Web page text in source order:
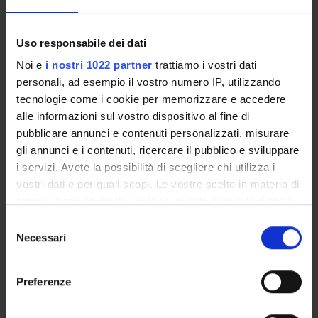
Uso responsabile dei dati
Noi e i nostri 1022 partner trattiamo i vostri dati
personali, ad esempio il vostro numero IP, utilizzando
tecnologie come i cookie per memorizzare e accedere
alle informazioni sul vostro dispositivo al fine di
pubblicare annunci e contenuti personalizzati, misurare
gli annunci e i contenuti, ricercare il pubblico e sviluppare
i servizi. Avete la possibilità di scegliere chi utilizza i
vostri dati e per quali scopi. Le vostre scelte in materia di
modificare o revocare il proprio consenso in qualsiasi
momento dalla Dichiarazione sui cookie o facendo clic
Necessari
Preferenze
completezza, arbitraggio
Alberi binomiali
Camminata casuale e prezzi
Formula di Balck e Scholes (derivata dall'analisi degli alberi
binomiali)
[3] Moto Browniano (MB)
Principali proprietà del MB: filtrazione generata da MB,
proprietà martingale, variazione quadratica, volatilità,
proprietà di riflessione, ecc.
Equazione di Black-Scholes-Merton
L'approccio Martingala